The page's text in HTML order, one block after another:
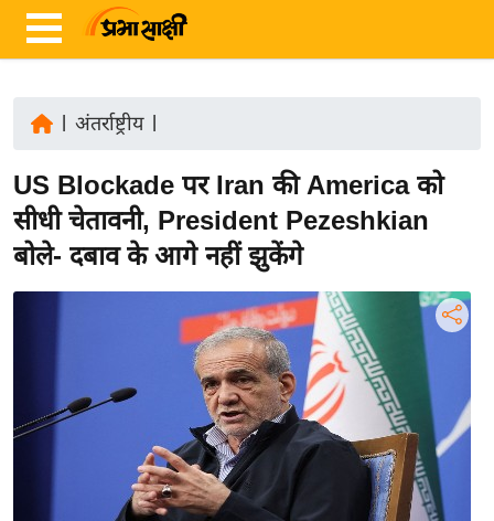
ज़ा
ख
र
त
अंतर्राष्ट्रीय|
US Blockade पर Iran की America को
सीधी चेतावनी, President Pezeshkian
बोले- दबाव के आगे नहीं झुकेंगे